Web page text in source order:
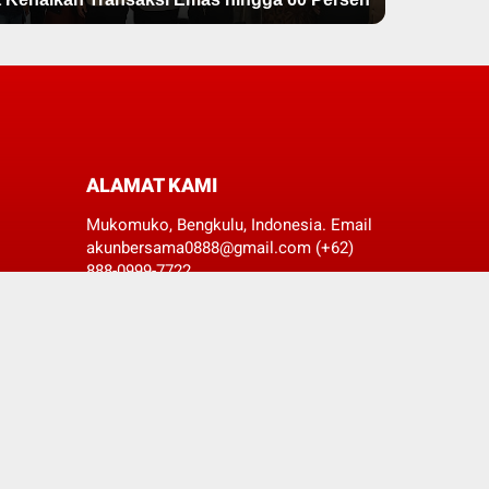
ALAMAT KAMI
Mukomuko, Bengkulu, Indonesia. Email
akunbersama0888@gmail.com (+62)
888-0999-7722